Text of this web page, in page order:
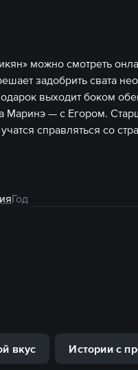
можно смотреть
задобрить свата
выходит боком
Маринэ — с Егором.
справляться со
Год
вкус Истории с